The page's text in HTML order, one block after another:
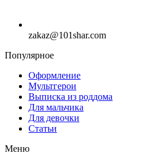
zakaz@101shar.com
Популярное
Оформление
Мультгерои
Выписка из роддома
Для мальчика
Для девочки
Статьи
Меню